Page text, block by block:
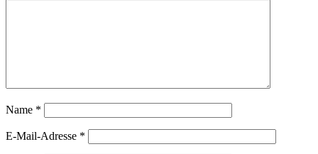
Name *
E-Mail-Adresse *